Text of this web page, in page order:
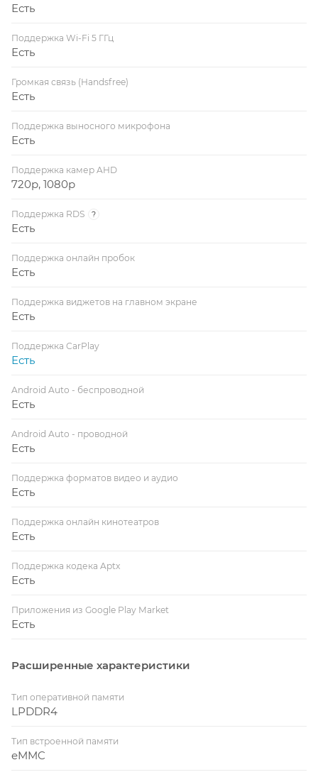
Есть
Поддержка Wi-Fi 5 ГГц
Есть
Громкая связь (Handsfree)
Есть
Поддержка выносного микрофона
Есть
Поддержка камер AHD
720p, 1080p
Поддержка RDS ?
Есть
Поддержка онлайн пробок
Есть
Поддержка виджетов на главном экране
Есть
Поддержка CarPlay
Есть
Android Auto - беспроводной
Есть
Android Auto - проводной
Есть
Поддержка форматов видео и аудио
Есть
Поддержка онлайн кинотеатров
Есть
Поддержка кодека Aptx
Есть
Приложения из Google Play Market
Есть
Расширенные характеристики
Тип оперативной памяти
LPDDR4
Тип встроенной памяти
eMMC